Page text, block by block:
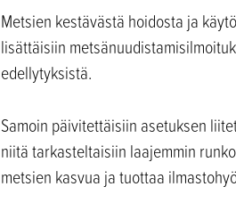
Metsien kestävästä hoidosta ja
lisättäisiin
edellytyksistä.
Samoin päivitettäisiin asetuksen
niitä tarkasteltaisiin laajemmin
metsien kasvua ja tuottaa